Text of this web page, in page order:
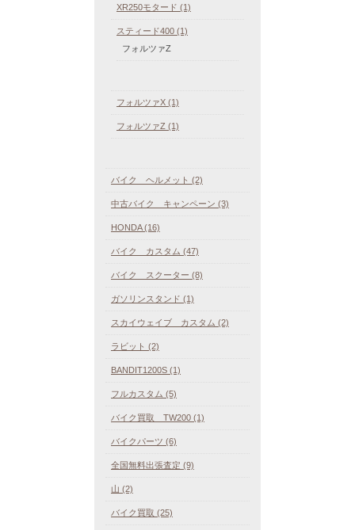
XR250モタード (1)
スティード400 (1)
フォルツァZ
フォルツァX (1)
フォルツァZ (1)
バイク ヘルメット (2)
中古バイク キャンペーン (3)
HONDA (16)
バイク カスタム (47)
バイク スクーター (8)
ガソリンスタンド (1)
スカイウェイブ カスタム (2)
ラビット (2)
BANDIT1200S (1)
フルカスタム (5)
バイク買取 TW200 (1)
バイクパーツ (6)
全国無料出張査定 (9)
山 (2)
バイク買取 (25)